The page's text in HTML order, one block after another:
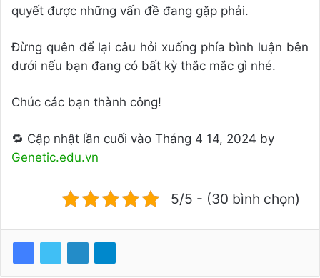
quyết được những vấn đề đang gặp phải.
Đừng quên để lại câu hỏi xuống phía bình luận bên
dưới nếu bạn đang có bất kỳ thắc mắc gì nhé.
Chúc các bạn thành công!
🔁 Cập nhật lần cuối vào Tháng 4 14, 2024 by
Genetic.edu.vn
5/5 - (30 bình chọn)